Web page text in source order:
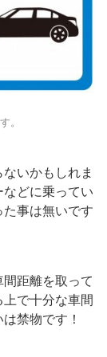
。
いかもしれま
どに乗ってい
事は無いです
距離を取って
で十分な車間
禁物です！